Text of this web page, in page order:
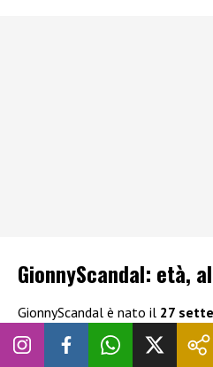
GionnyScandal: età,
GionnyScandal è nato il 27
maturità artistica, dopo anni di